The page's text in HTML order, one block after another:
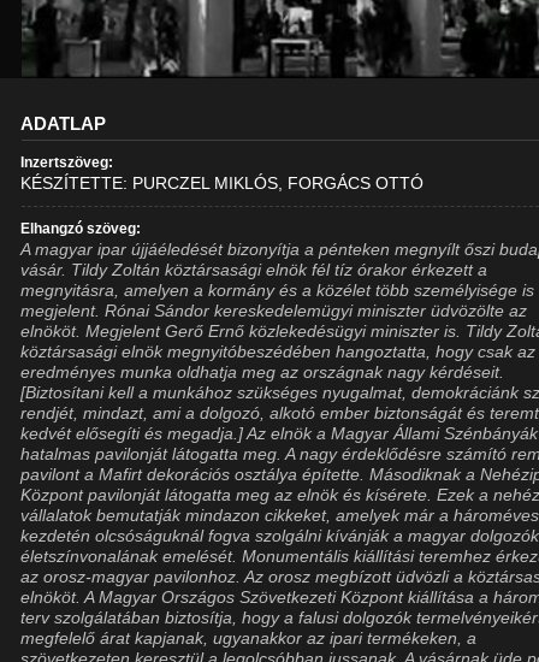
ADATLAP
Inzertszöveg:
KÉSZÍTETTE: PURCZEL MIKLÓS, FORGÁCS OTTÓ
Elhangzó szöveg:
A magyar ipar újjáéledését bizonyítja a pénteken megnyílt őszi
vásár. Tildy Zoltán köztársasági elnök fél tíz órakor érkezett a
megnyitásra, amelyen a kormány és a közélet több személyisége is
megjelent. Rónai Sándor kereskedelemügyi miniszter üdvözölte az
elnököt. Megjelent Gerő Ernő közlekedésügyi miniszter is. Tildy
köztársasági elnök megnyitóbeszédében hangoztatta, hogy csak az
eredményes munka oldhatja meg az országnak nagy kérdéseit.
[Biztosítani kell a munkához szükséges nyugalmat, demokráciánk
rendjét, mindazt, ami a dolgozó, alkotó ember biztonságát és
kedvét elősegíti és megadja.] Az elnök a Magyar Állami Szénbányák
hatalmas pavilonját látogatta meg. A nagy érdeklődésre számító
pavilont a Mafirt dekorációs osztálya építette. Másodiknak a
Központ pavilonját látogatta meg az elnök és kísérete. Ezek a
vállalatok bemutatják mindazon cikkeket, amelyek már a
kezdetén olcsóságuknál fogva szolgálni kívánják a magyar dolgozók
életszínvonalának emelését. Monumentális kiállítási teremhez
az orosz-magyar pavilonhoz. Az orosz megbízott üdvözli a
elnököt. A Magyar Országos Szövetkezeti Központ kiállítása a
terv szolgálatában biztosítja, hogy a falusi dolgozók
megfelelő árat kapjanak, ugyanakkor az ipari termékeken, a